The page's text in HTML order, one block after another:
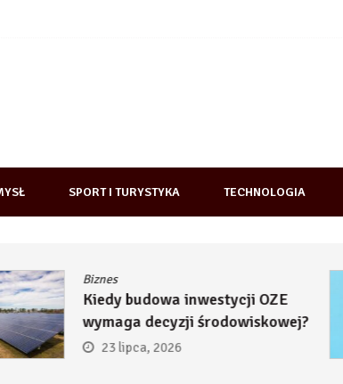
SPORT I TURYSTYKA TECHNOLOGIA
Biznes
Kiedy budowa inwestycji OZE
wymaga decyzji środowiskowej?
23 lipca, 2026